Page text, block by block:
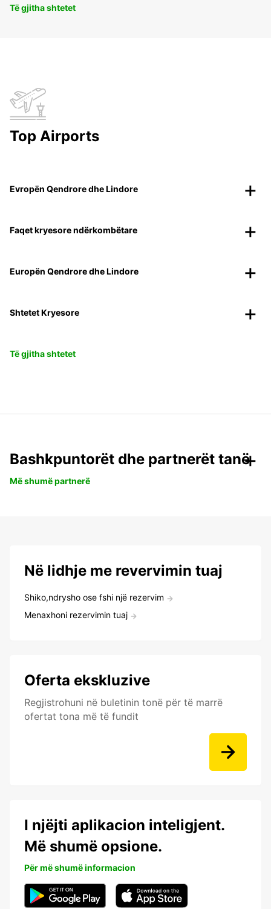
Të gjitha shtetet
Top Airports
Evropën Qendrore dhe Lindore
Faqet kryesore ndërkombëtare
Europën Qendrore dhe Lindore
Shtetet Kryesore
Të gjitha shtetet
Bashkpuntorët dhe partnerët tanë
Më shumë partnerë
Në lidhje me revervimin tuaj
Shiko,ndrysho ose fshi një rezervim
Menaxhoni rezervimin tuaj
Oferta ekskluzive
Regjistrohuni në buletinin tonë për të marrë
ofertat tona më të fundit
I njëjti aplikacion inteligjent.
Më shumë opsione.
Për më shumë informacion